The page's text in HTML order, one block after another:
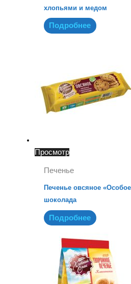
хлопьями и медом
Подробнее
Просмотр
Печенье
Печенье овсяное
шоколада
Подробнее